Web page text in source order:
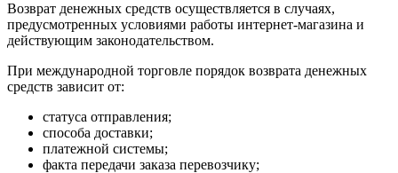
Возврат денежных средств осуществляется в случаях,
предусмотренных условиями работы интернет-магазина и
действующим законодательством.
При международной торговле порядок возврата денежных
средств зависит от:
статуса отправления;
способа доставки;
платежной системы;
факта передачи заказа перевозчику;